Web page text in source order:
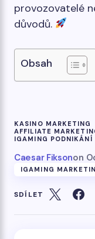
provozovatelé
důvodů.
Obsah
KASINO MARKETING
AFFILIATE
IGAMING PODNIKÁNÍ
Caesar Fiksonon
IGAMING
SDÍLET